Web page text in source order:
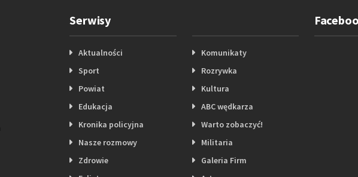
Serwisy
Aktualności
Sport
Powiat
Edukacja
Kronika policyjna
Nasze rozmowy
Zdrowie
Komunikaty
Rozrywka
Kultura
ABC wędkarza
Warto zobaczyć!
Militaria
Galeria Firm